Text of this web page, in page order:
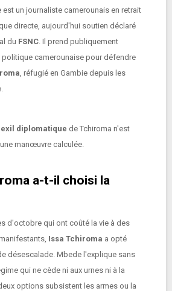
est un journaliste camerounais en retrait
directe, aujourd'hui soutien déclaré
du FSNC. Il prend publiquement
camerounaise pour défendre
, réfugié en Gambie depuis les
exil diplomatique de Tchiroma n'est
manœuvre calculée.
a-t-il choisi la
d'octobre qui ont coûté la vie à des
Issa Tchiroma a opté
désescalade. Mbede l'explique sans
qui ne cède ni aux urnes ni à la
options subsistent les armes ou la